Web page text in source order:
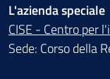
L'azienda speciale
CISE - Centro per
Sede: Corso della